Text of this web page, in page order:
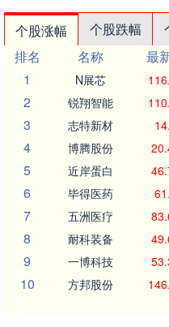
个股涨幅 个股跌幅
排名
名称 最
1
N展芯
2 锐翔智能
3 志特新材
4 博腾股份
5 近岸蛋白
6 毕得医药
7 五洲医疗
8 耐科装备
9 一博科技
10 方邦股份